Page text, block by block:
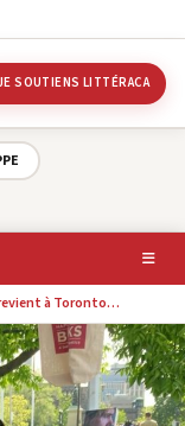
SOUTIENS LITTÉRACA
à Toronto…